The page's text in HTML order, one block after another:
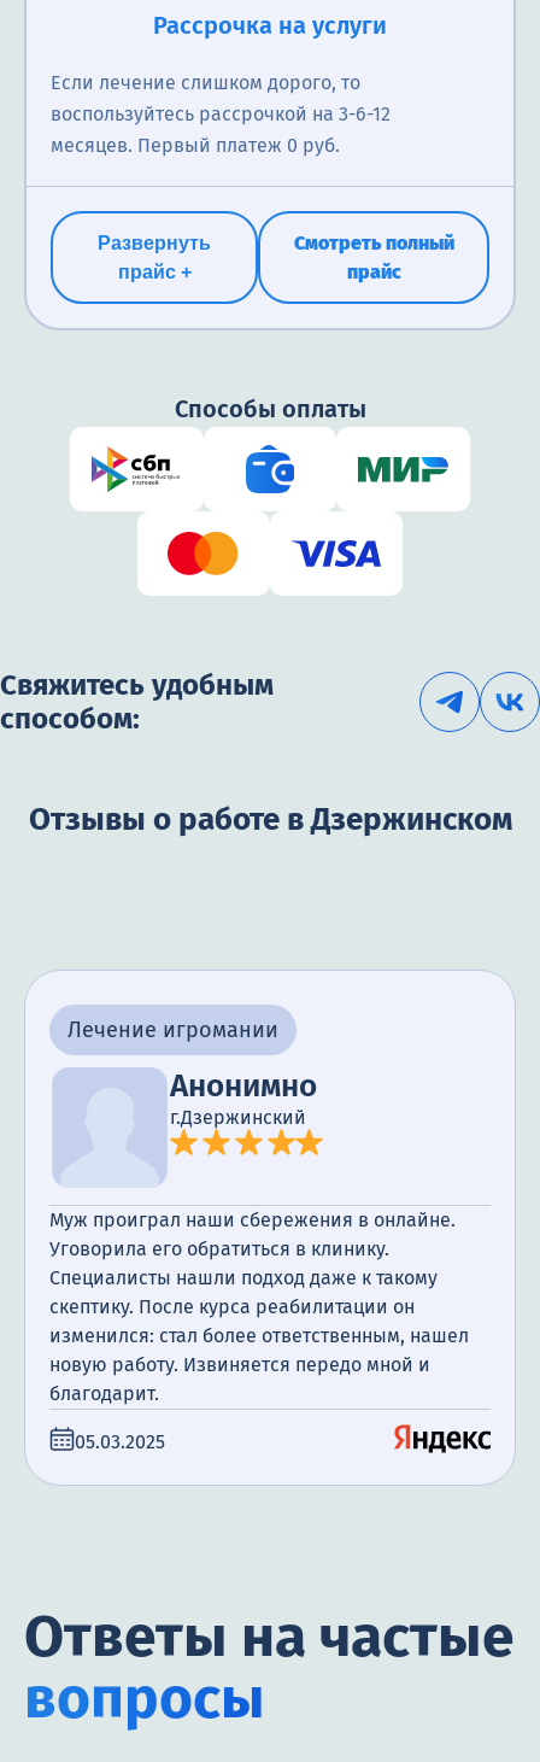
Рассрочка на услуги
Если лечение слишком дорого, то
воспользуйтесь рассрочкой на 3-6-12
месяцев. Первый платеж 0 руб.
Развернуть
прайс +
Смотреть полный
прайс
Способы оплаты
Свяжитесь удобным
способом:
Отзывы о работе в Дзержинском
Лечение игромании
Анонимно
г.Дзержинский
Муж проиграл наши сбережения в онлайне.
Уговорила его обратиться в клинику.
Специалисты нашли подход даже к такому
скептику. После курса реабилитации он
изменился: стал более ответственным, нашел
новую работу. Извиняется передо мной и
благодарит.
05.03.2025
Ответы на частые
вопросы